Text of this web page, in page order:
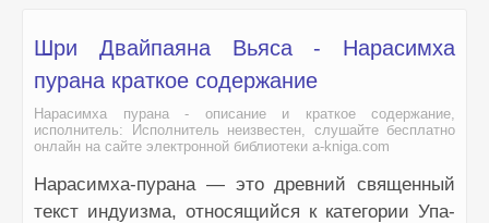
43-Глава 43. Прахлада проповедует сыновьям демонов.
44-Глава 44. Воплощение Нарасимхи и приближение
45-Глава 45. Воплощение Господа Вишну в образе
Шри Двайпаяна Вьяса - Нарасимха
пурана краткое содержание
Нарасимха пурана - описание и краткое содержание,
исполнитель: Исполнитель неизвестен, слушайте бесплатно
онлайн на сайте электронной библиотеки a-kniga.com
Нарасимха-пурана — это древний священный
текст индуизма, относящийся к категории Упа-